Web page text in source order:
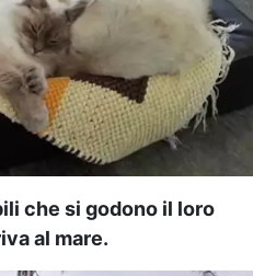
che si godono il loro
al mare.